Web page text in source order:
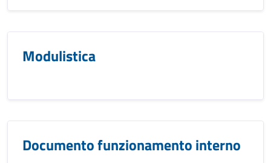
Modulistica
Documento funzionamento interno